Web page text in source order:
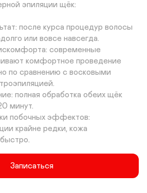
эпиляции щёк:
после курса процедур волосы
или вовсе навсегда.
современные
комфортное проведение
по сравнению с восковыми
полная обработка обеих щёк
минут.
побочных эффектов:
крайне редки, кожа
Записаться